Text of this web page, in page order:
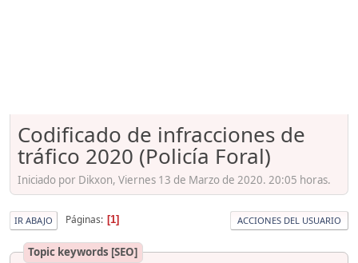
Codificado de infracciones de
tráfico 2020 (Policía Foral)
Iniciado por Dikxon, Viernes 13 de Marzo de 2020. 20:05 horas.
IR ABAJO Páginas 1 ACCIONES DEL USUARIO
Topic keywords [SEO]